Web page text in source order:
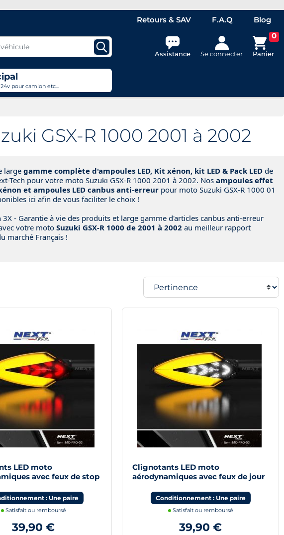
Retours & SAV F.A.Q Blog
Assistance Se connecter
0
Panier
pour camion etc...
GSX-R 1000 2001 à 2002
large gamme complète d'ampoules LED, Kit xénon, kit LED & Pack LED de
Tech pour votre moto Suzuki GSX-R 1000 2001 à 2002. Nos ampoules effet
et ampoules LED canbus anti-erreur pour moto Suzuki GSX-R 1000 01
ici afin de vous faciliter le choix !
3X - Garantie à vie des produits et large gamme d'articles canbus anti-erreur
votre moto Suzuki GSX-R 1000 de 2001 à 2002 au meilleur rapport
marché Français !
LED moto
avec feux de stop
: Une paire
Satisfait ou remboursé
39,90 €
Clignotants LED moto
aérodynamiques avec feux de jour
Conditionnement : Une paire
Satisfait ou remboursé
39,90 €